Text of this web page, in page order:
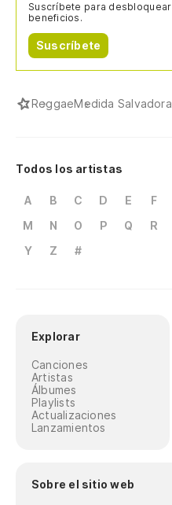
Suscríbete para desbloquear
beneficios.
Suscríbete
ReggaeMedida Salvadora
Todos los artistas
A B C D E F
M
N O P Q R
Y
Z #
Explorar
Canciones
Artistas
Álbumes
Playlists
Actualizaciones
Lanzamientos
Sobre el sitio web